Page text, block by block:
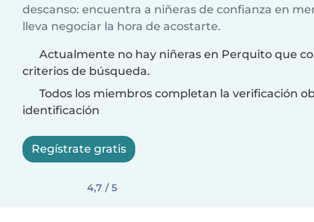
descanso: encuentra a niñeras de confianza en
lleva negociar la hora de acostarte.
Actualmente no hay niñeras en Perquito que
criterios de búsqueda.
Todos los miembros completan la verificación
identificación
Regístrate gratis
4,7 / 5